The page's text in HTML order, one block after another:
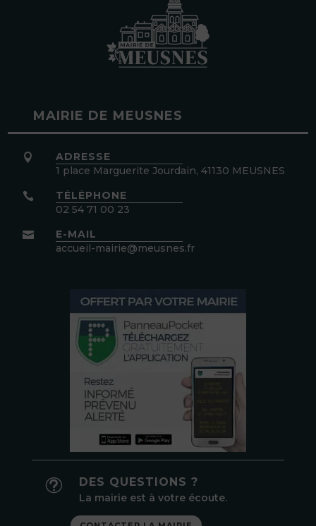
MAIRIE DE MEUSNES

ADRESSE
1 place Marguerite Jourdain, 41130 MEUSNES

TÉLÉPHONE
02 54 71 00 23

E-MAIL
accueil-mairie@meusnes.fr
t DES QUESTIONS ?
La mairie est à votre écoute.